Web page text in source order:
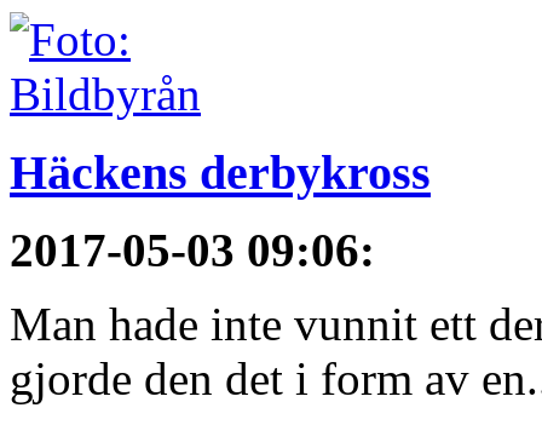
Häckens derbykross
2017-05-03 09:06:
Man hade inte vunnit ett
gjorde den det i form av